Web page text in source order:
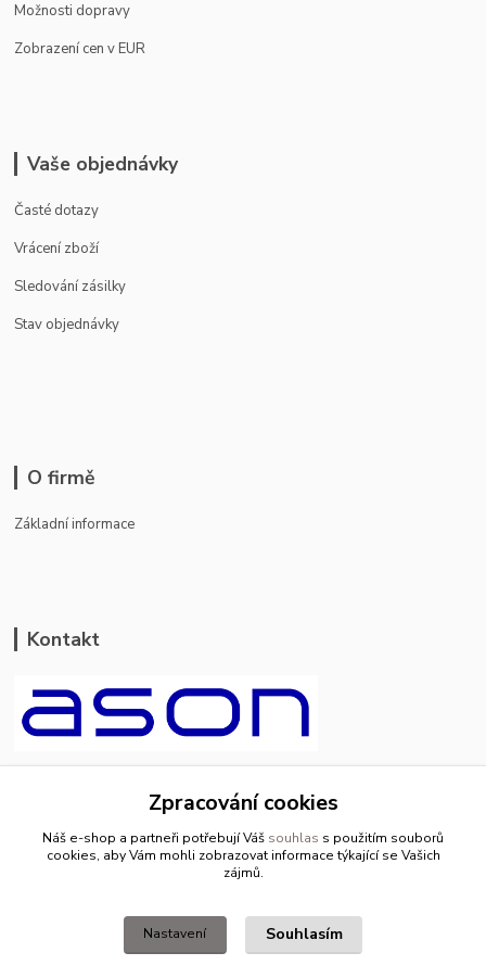
Možnosti dopravy
Zobrazení cen v EUR
Vaše objednávky
Časté dotazy
Vrácení zboží
Sledování zásilky
Stav objednávky
O firmě
Základní informace
Kontakt
+420 799 500 769
pracovní dny 8-11hod.,13-15hod.
Zpracování cookies
Náš e-shop a partneři potřebují Váš souhlas s použitím souborů
cookies, aby Vám mohli zobrazovat informace týkající se Vašich
zájmů.
Nastavení Souhlasím